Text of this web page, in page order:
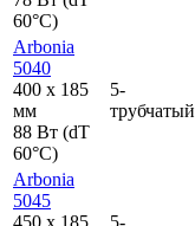
60°C)
Arbonia
5040
400 x 185
мм
88 Вт (dT
60°C)
5-
трубчатый
Arbonia
5045